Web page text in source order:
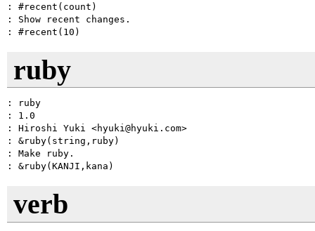
: #recent(count)
: Show recent changes.
ruby
: ruby
: 1.0
: Hiroshi Yuki <hyuki@hyuki.com>
: &ruby(string,ruby)
: Make ruby.
verb